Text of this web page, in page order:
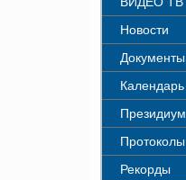
Новости
Документы
Календарь
Президиум
Протоколы
Рекорды